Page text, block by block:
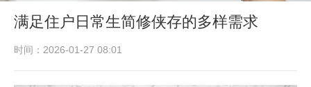
满足住户日常生简修侠存的多样需求
时间：2026-01-27 08:01